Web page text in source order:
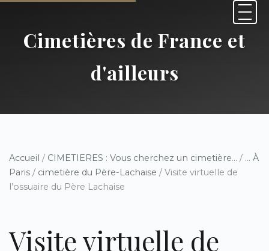
Cimetières de France et
d'ailleurs
Accueil / CIMETIERES : Vous cherchez un cimetière... / ... À
Paris / cimetière du Père-Lachaise / Visite virtuelle de
l’ossuaire du Père Lachaise
Visite virtuelle de